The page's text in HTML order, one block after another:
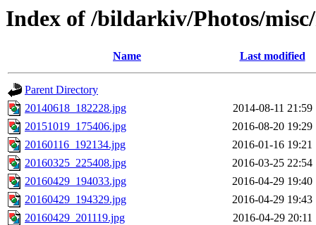
Index of /bildarkiv/Photos/
Name Last modified
Parent Directory
20140618_182228.jpg
2014-08-11 21:59
20151019_175406.jpg
2016-08-20 19:29
20160116_192134.jpg
2016-01-16 19:21
20160325_225408.jpg
2016-03-25 22:54
20160429_194033.jpg
2016-04-29 19:40
20160429_194329.jpg
2016-04-29 19:43
20160429_201119.jpg
2016-04-29 20:11